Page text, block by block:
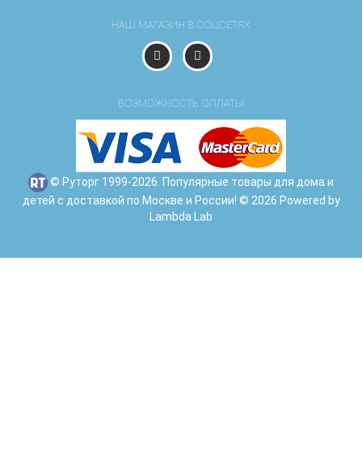
НАШ МАГАЗИН В СОЦСЕТЯХ
ВОЗМОЖНОСТЬ ОПЛАТЫ
© Руторг 1999-2026. Популярные товары для дома и
детей с доставкой по Москве и России! © 2026 Powered by
Lambda Lab